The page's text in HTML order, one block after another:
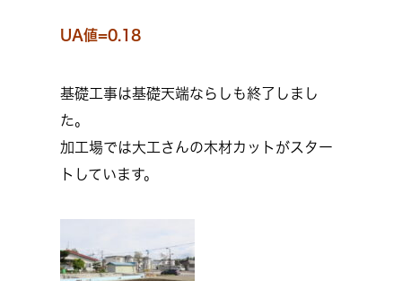
UA値=0.18
基礎工事は基礎天端ならしも終了しまし
た。
加工場では大工さんの木材カットがスター
トしています。